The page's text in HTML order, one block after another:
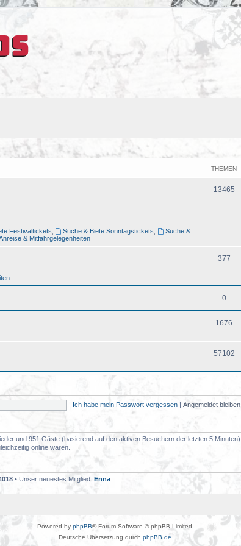
THEMEN
Festivaltickets Suche & Biete Sonntagstickets
Suche &
& Mitfahrgelegenheiten
13465
377
0
1676
57102
Ich habe mein Passwort vergessen | Angemeldet bleiben
und 951 Gäste (basierend auf den aktiven Besuchern der letzten 5 Minuten)
online waren.
• Unser neuestes Mitglied: Enna
Powered by phpBB® Forum Software © phpBB Limited
Deutsche Übersetzung durch phpBB.de